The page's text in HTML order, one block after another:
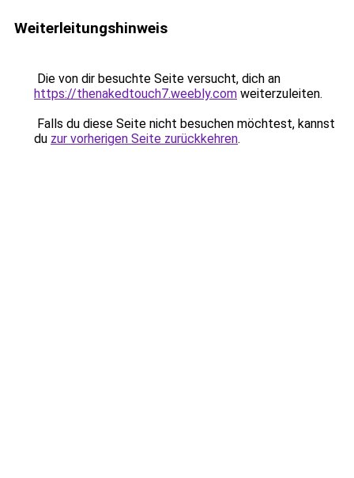
Weiterleitungshinweis
Die von dir besuchte Seite versucht, dich an
https://thenakedtouch7.weebly.com weiterzuleiten.
Falls du diese Seite nicht besuchen möchtest, kannst
du zur vorherigen Seite zurückkehren.